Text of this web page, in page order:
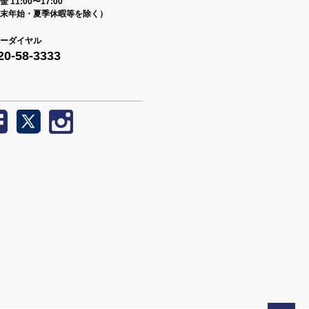
末年始・夏季休暇等を除く）
ダイヤル
58-3333